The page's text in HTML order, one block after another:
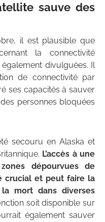
sauve des
il est plausible que
la connectivité
divulguées. Il
de connectivité par
ses capacités à sauver
personnes bloquées
secouru en Alaska et
L’accès à une
dépourvues de
crucial et peut faire la
mort dans diverses
soit disponible sur
également sauver